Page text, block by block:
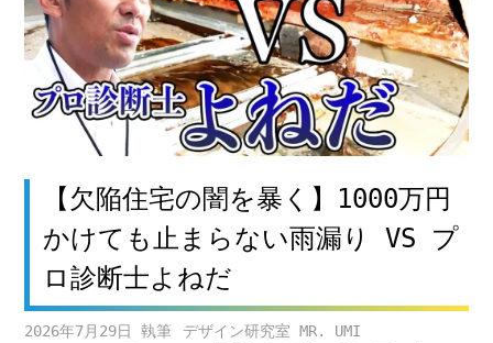
【欠陥住宅の闇を暴く】1000万円
かけても止まらない雨漏り VS プ
ロ診断士よねだ
2026年7月29日 デザイン研究室 MR. UMI